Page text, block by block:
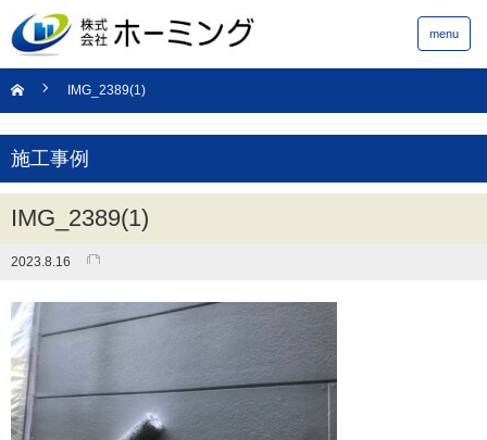
menu
IMG_2389(1)
施工事例
IMG_2389(1)
2023.8.16